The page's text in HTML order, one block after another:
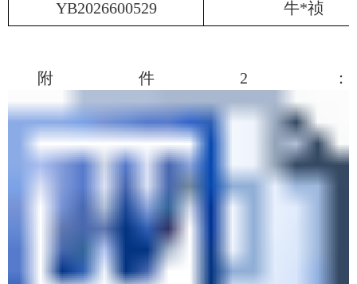
YB2026600529
牛*祯
附件 2 ：